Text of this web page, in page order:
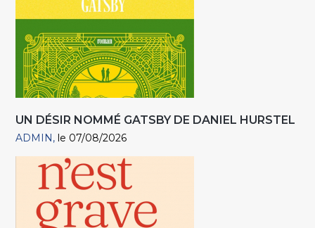
UN DÉSIR NOMMÉ GATSBY DE DANIEL HURSTEL
ADMIN le 07/08/2026